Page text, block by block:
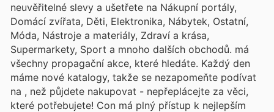
neuvěřitelné slevy a ušetřete na Nákupní portály,
Domácí zvířata, Děti, Elektronika, Nábytek, Ostatní,
Móda, Nástroje a materiály, Zdraví a krása,
Supermarkety, Sport a mnoho dalších obchodů. má
všechny propagační akce, které hledáte. Každý den
máme nové katalogy, takže se nezapomeňte podívat
na , než půjdete nakupovat - nepřeplácejte za věci,
které potřebujete! Con má plný přístup k nejlepším